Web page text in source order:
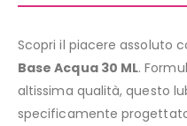
Scopri il piacere assoluto
Base Acqua 30 ML.
altissima qualità, questo
specificamente